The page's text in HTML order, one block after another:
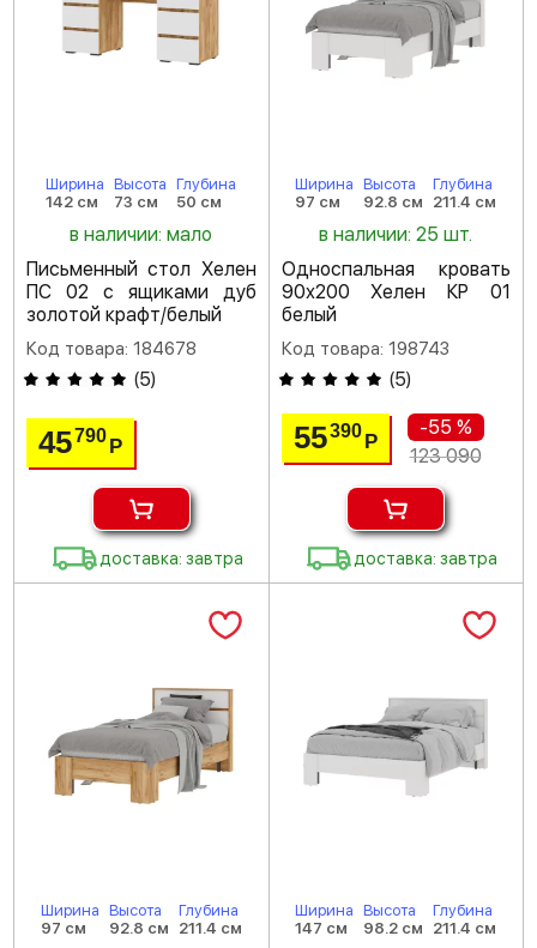
Ширина
142 см
Высота
73 см
Глубина
50 см
в наличии: мало
Письменный стол Хелен
ПС 02 с ящиками дуб
золотой крафт/белый
Код товара: 184678
(5)
45790Р
доставка: завтра
Ширина
97 см
Высота
92.8 см
Глубина
211.4 см
в наличии: 25 шт.
Односпальная кровать
90х200 Хелен КР 01
белый
Код товара: 198743
(5)
55390 Р
-55 %
123 090
доставка: завтра
Ширина
97 см
Высота
92.8 см
Глубина
211.4 см
Ширина
147 см
Высота
98.2 см
Глубина
211.4 см